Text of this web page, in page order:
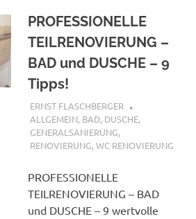
PROFESSIONELLE
TEILRENOVIERUNG –
BAD und DUSCHE – 9
Tipps!
25. AUGUST 2019
ERNST FLASCHBERGER
ALLGEMEIN, BAD, DUSCHE,
GENERALSANIERUNG,
RENOVIERUNG,WC RENOVIERUNG
PROFESSIONELLE
TEILRENOVIERUNG – BAD
und DUSCHE – 9 wertvolle